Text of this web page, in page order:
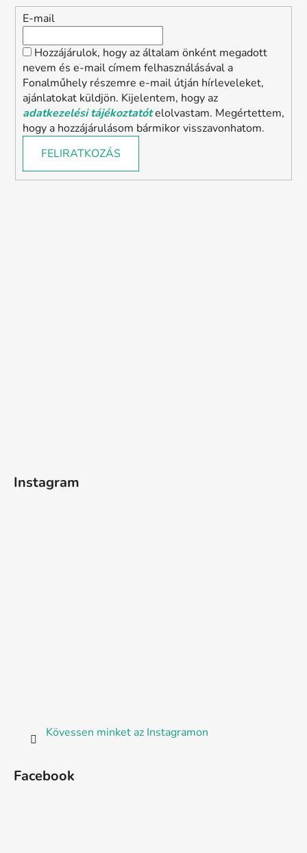
E-mail
Hozzájárulok, hogy az általam önként megadott
nevem és e-mail címem felhasználásával a
Fonalműhely részemre e-mail útján hírleveleket,
ajánlatokat küldjön. Kijelentem, hogy az
adatkezelési tájékoztatótelolvastam. Megértettem,
hogy a hozzájárulásom bármikor visszavonhatom.
FELIRATKOZÁS
Instagram
Kövessen minket az Instagramon
Facebook